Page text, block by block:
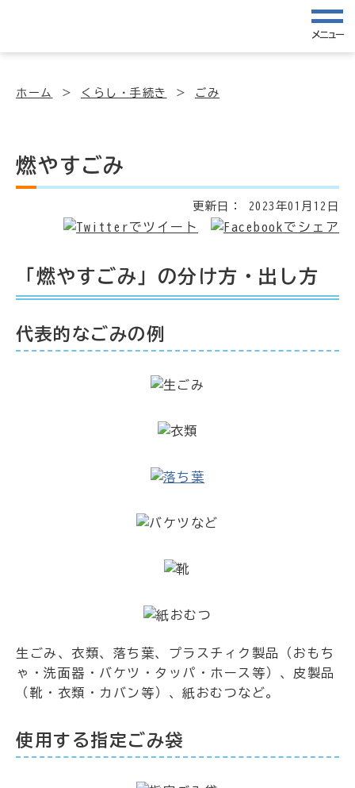
メニュー
ホーム くらし・手続き ごみ
燃やすごみ
更新日： 2023年01月12日
「燃やすごみ」の分け方・出し方
代表的なごみの例
生ごみ、衣類、落ち葉、プラスチィク製品（おもち
ゃ・洗面器・バケツ・タッパ・ホース等）、皮製品
（靴・衣類・カバン等）、紙おむつなど。
使用する指定ごみ袋